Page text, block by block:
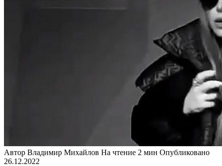
Автор Владимир Михайлов На чтение 2 мин Опубликовано
26.12.2022